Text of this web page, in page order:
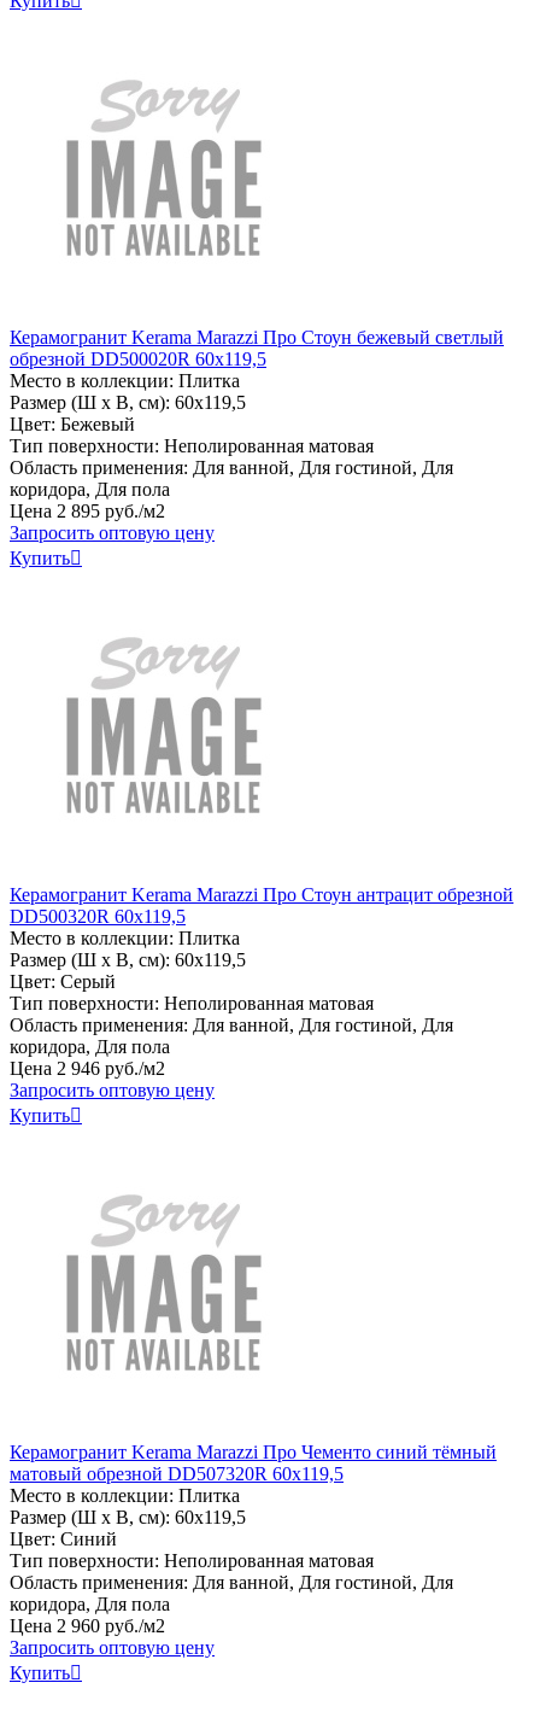
Керамогранит Kerama Marazzi Про Стоун бежевый светлый
обрезной DD500020R 60x119,5
Место в коллекции: Плитка
Размер (Ш х В, см): 60х119,5
Цвет: Бежевый
Тип поверхности: Неполированная матовая
Область применения: Для ванной, Для гостиной, Для
коридора, Для пола
Цена 2 895 руб./м2
Запросить оптовую цену
Купить
Керамогранит Kerama Marazzi Про Стоун антрацит обрезной
DD500320R 60x119,5
Место в коллекции: Плитка
Размер (Ш х В, см): 60х119,5
Цвет: Серый
Тип поверхности: Неполированная матовая
Область применения: Для ванной, Для гостиной, Для
коридора, Для пола
Цена 2 946 руб./м2
Запросить оптовую цену
Купить
Керамогранит Kerama Marazzi Про Чементо синий тёмный
матовый обрезной DD507320R 60x119,5
Место в коллекции: Плитка
Размер (Ш х В, см): 60х119,5
Цвет: Синий
Тип поверхности: Неполированная матовая
Область применения: Для ванной, Для гостиной, Для
коридора, Для пола
Цена 2 960 руб./м2
Запросить оптовую цену
Купить